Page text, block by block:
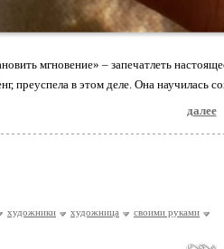
мгновение» – запечатлеть
преуспела в этом деле. Она научилась
далее
художники художница своими руками